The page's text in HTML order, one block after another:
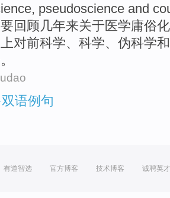
, pseudoscience and
回顾 几年来关于医学庸俗化
对前科学、科学、 伪科学和
语例句
有道智选 官方博客 技术博客 诚聘英才